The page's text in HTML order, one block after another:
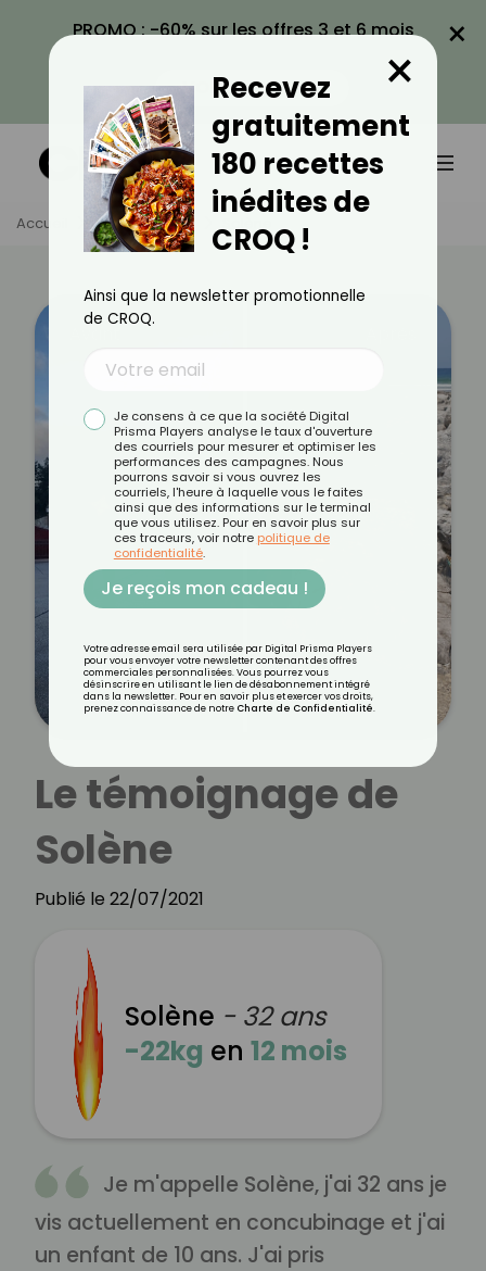
PROMO : -60% sur les offres 3 et 6 mois
VOIR LA PROMO
×
Accueil Témoignages
Le témoignage de
Solène
Publié le 22/07/2021
Solène - 32 ans
-22kg en 12 mois
Je m'appelle Solène, j'ai 32 ans je
vis actuellement en concubinage et j'ai
un enfant de 10 ans. J'ai pris
Recevez
gratuitement
180 recettes
inédites de
CROQ !
×
Ainsi que la newsletter promotionnelle
de CROQ.
Je consens à ce que la société Digital
Prisma Players analyse le taux d'ouverture
des courriels pour mesurer et optimiser les
performances des campagnes. Nous
pourrons savoir si vous ouvrez les
courriels, l'heure à laquelle vous le faites
ainsi que des informations sur le terminal
que vous utilisez. Pour en savoir plus sur
ces traceurs, voir notre politique de
confidentialité.
Je reçois mon cadeau !
Votre adresse email sera utilisée par Digital Prisma Players
pour vous envoyer votre newsletter contenant des offres
commerciales personnalisées. Vous pourrez vous
désinscrire en utilisant le lien de désabonnement intégré
dans la newsletter. Pour en savoir plus et exercer vos droits,
prenez connaissance de notre Charte de Confidentialité.